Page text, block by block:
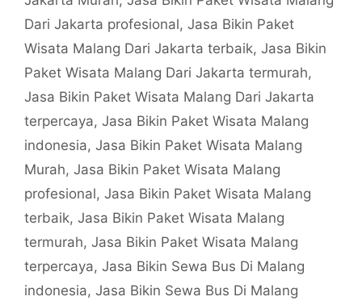
Dari Jakarta profesional, Jasa Bikin Paket
Wisata Malang Dari Jakarta terbaik, Jasa Bikin
Paket Wisata Malang Dari Jakarta termurah,
Jasa Bikin Paket Wisata Malang Dari Jakarta
terpercaya, Jasa Bikin Paket Wisata Malang
indonesia, Jasa Bikin Paket Wisata Malang
Murah, Jasa Bikin Paket Wisata Malang
profesional, Jasa Bikin Paket Wisata Malang
terbaik, Jasa Bikin Paket Wisata Malang
termurah, Jasa Bikin Paket Wisata Malang
terpercaya, Jasa Bikin Sewa Bus Di Malang
indonesia, Jasa Bikin Sewa Bus Di Malang